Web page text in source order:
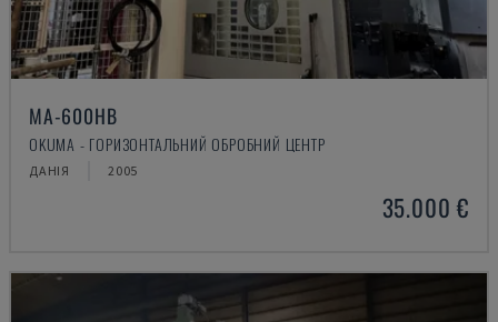
MA-600HB
OKUMA - ГОРИЗОНТАЛЬНИЙ ОБРОБНИЙ ЦЕНТР
ДАНІЯ 2005
35.000 €